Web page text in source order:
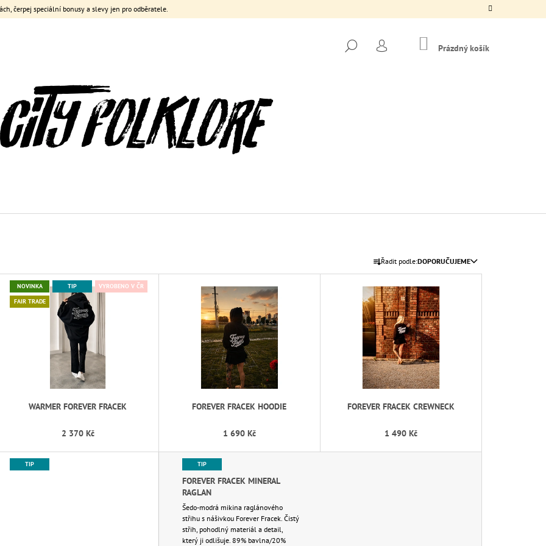
čerpej speciální bonusy a slevy jen pro odběratele.
HLEDAT
PŘIHLÁŠENÍ
NÁKUPNÍ
KOŠÍK
Prázdný košík
Ř
A
Z
E
N
Í
P
R
O
D
U
Řadit podle:DOPORUČUJEME
NOVINKA TIP
VYROBENO V ČR
FAIR TRADE
WARMER FOREVER FRACEK
2 370 Kč
FOREVER FRACEK HOODIE
1 690 Kč
FOREVER FRACEK CREWNECK
1 490 Kč
TIP TIP
FOREVER FRACEK MINERAL
RAGLAN
Šedo-modrá mikina raglánového
střihu s nášivkou Forever Fracek. Čistý
střih, pohodlný materiál a detail,
který ji odlišuje. 89% bavlna/20%
HLEDAT
/ BLACK
2 690 Kč